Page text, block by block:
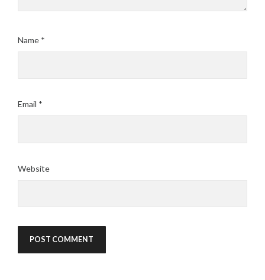
Name *
Email *
Website